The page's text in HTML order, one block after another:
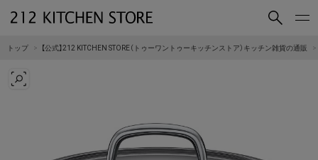
買いもの
トップ 【公式】212 KITCHEN STORE（トゥーワントゥーキッチンストア）キッチン雑貨の通販